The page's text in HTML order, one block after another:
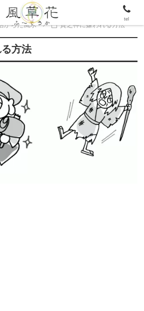
からだ風水 貧乏神に嫌われる方法
方法
tel